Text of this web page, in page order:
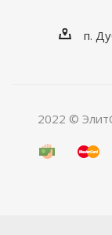
п.
2022 ©